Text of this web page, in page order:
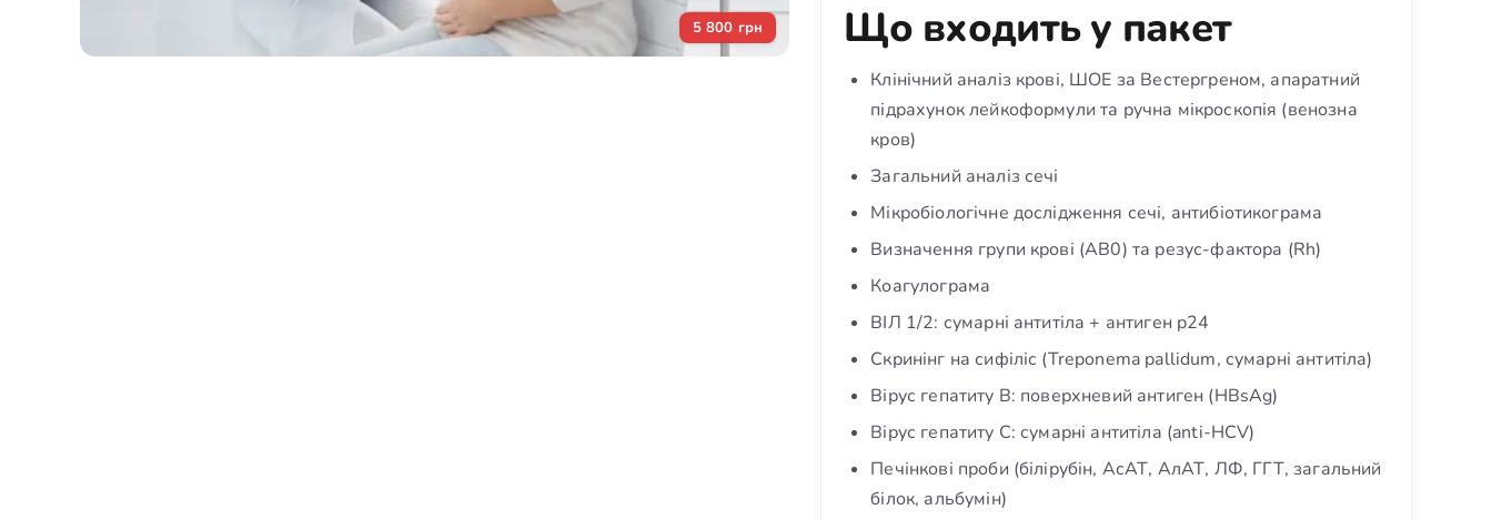
5 800 грн Що входить у пакет
Клінічний аналіз крові, ШОЕ за Вестергреном, апаратний
підрахунок лейкоформули та ручна мікроскопія (венозна
кров)
Загальний аналіз сечі
Мікробіологічне дослідження сечі, антибіотикограма
Визначення групи крові (AB0) та резус-фактора (Rh)
Коагулограма
ВІЛ 1/2: сумарні антитіла + антиген p24
Скринінг на сифіліс (Treponema pallidum, сумарні антитіла)
Вірус гепатиту B: поверхневий антиген (HBsAg)
Вірус гепатиту C: сумарні антитіла (anti-HCV)
Печінкові проби (білірубін, АсАТ, АлАТ, ЛФ, ГГТ, загальний
білок, альбумін)